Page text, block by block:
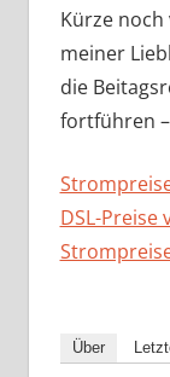
Kürze
meiner
die
fortführen
DSL-Preise
Über